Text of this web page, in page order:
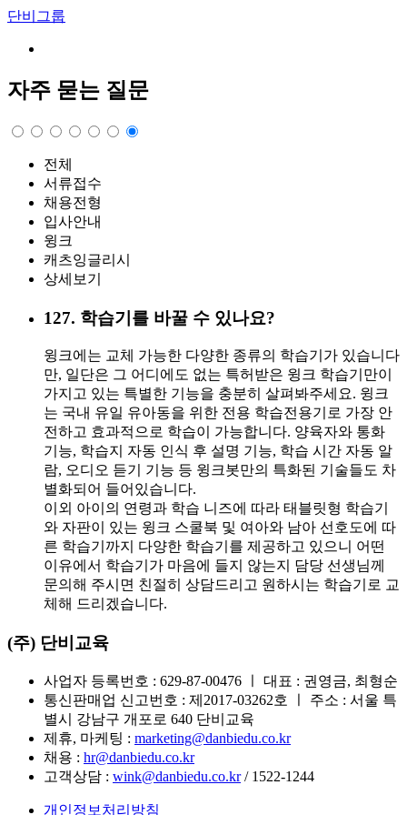
단비그룹
자주 묻는 질문
전체
서류접수
채용전형
입사안내
윙크
캐츠잉글리시
상세보기
127. 학습기를 바꿀 수 있나요?
윙크에는 교체 가능한 다양한 종류의 학습기가 있습니다
만, 일단은 그 어디에도 없는 특허받은 윙크 학습기만이
가지고 있는 특별한 기능을 충분히 살펴봐주세요. 윙크
는 국내 유일 유아동을 위한 전용 학습전용기로 가장 안
전하고 효과적으로 학습이 가능합니다. 양육자와 통화
기능, 학습지 자동 인식 후 설명 기능, 학습 시간 자동 알
람, 오디오 듣기 기능 등 윙크봇만의 특화된 기술들도 차
별화되어 들어있습니다.
이외 아이의 연령과 학습 니즈에 따라 태블릿형 학습기
와 자판이 있는 윙크 스쿨북 및 여아와 남아 선호도에 따
른 학습기까지 다양한 학습기를 제공하고 있으니 어떤
이유에서 학습기가 마음에 들지 않는지 담당 선생님께
문의해 주시면 친절히 상담드리고 원하시는 학습기로 교
체해 드리겠습니다.
(주) 단비교육
사업자 등록번호 : 629-87-00476 ㅣ 대표 : 권영금, 최형순
통신판매업 신고번호 : 제2017-03262호 ㅣ 주소 : 서울 특
별시 강남구 개포로 640 단비교육
제휴, 마케팅 : marketing@danbiedu.co.kr
채용 : hr@danbiedu.co.kr
고객상담 : wink@danbiedu.co.kr/ 1522-1244
개인정보처리방침